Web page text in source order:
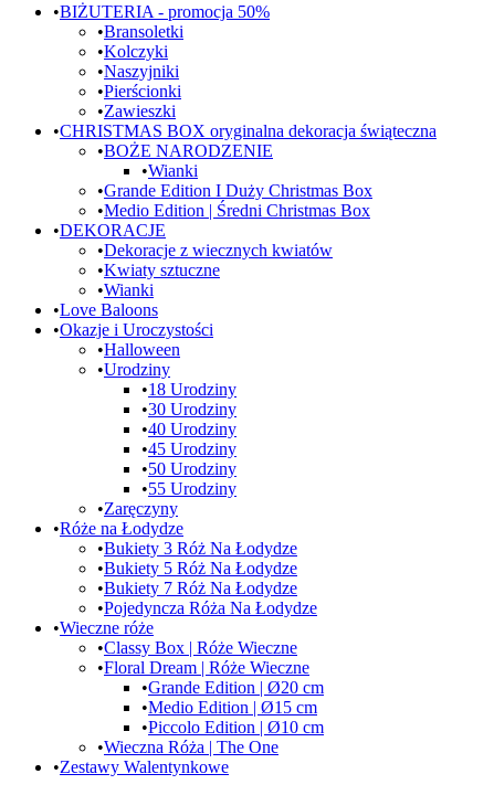
BIŻUTERIA - promocja 50%
Bransoletki
Kolczyki
Naszyjniki
Pierścionki
Zawieszki
CHRISTMAS BOX oryginalna dekoracja świąteczna
BOŻE NARODZENIE
Wianki
Grande Edition I Duży Christmas Box
Medio Edition | Średni Christmas Box
DEKORACJE
Dekoracje z wiecznych kwiatów
Kwiaty sztuczne
Wianki
Love Baloons
Okazje i Uroczystości
Halloween
Urodziny
18 Urodziny
30 Urodziny
40 Urodziny
45 Urodziny
50 Urodziny
55 Urodziny
Zaręczyny
Róże na Łodydze
Bukiety 3 Róż Na Łodydze
Bukiety 5 Róż Na Łodydze
Bukiety 7 Róż Na Łodydze
Pojedyncza Róża Na Łodydze
Wieczne róże
Classy Box | Róże Wieczne
Floral Dream | Róże Wieczne
Grande Edition | Ø20 cm
Medio Edition | Ø15 cm
Piccolo Edition | Ø10 cm
Wieczna Róża | The One
Zestawy Walentynkowe